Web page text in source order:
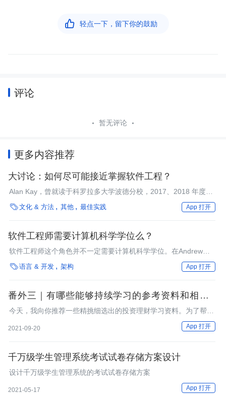
 轻点一下，留下你的鼓励
评论
暂无评论
更多内容推荐
大讨论：如何尽可能接近掌握软件工程？
Alan Kay，曾就读于科罗拉多大学波德分校，2017、2018 年度最
佳作者。不久前，他发起了“如何尽可能接近掌握软件工程”的大讨
论，吸引了不少读者参与讨论。
文化 & 方法 其他 最佳实践 App 打开
软件工程师需要计算机科学学位么？
软件工程师这个角色并不一定需要计算机科学学位。在Andrew
Binstock为Dr. Dobb所撰写的一篇名为“Software Engineers All!”的
文章中提及了软件工程师是否真的需要一个计算机科学学位才能完
语言 & 开发 架构 App 打开
番外三｜有哪些能够持续学习的参考资料和相关网
站？
今天，我向你推荐一些精挑细选出的投资理财学习资料。为了帮助
不同阶段的学习者，我将这些学习资料分为了入门级、进阶级、专
业级三大部分，你可以循序渐进地进行学习。
2021-09-20 App 打开
千万级学生管理系统考试试卷存储方案设计
设计千万级学生管理系统的考试试卷存储方案
2021-05-17 App 打开